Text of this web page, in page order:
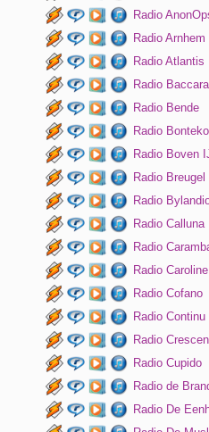
Radio
Radio Arnhem
Radio Atlantis
Radio
Radio Bende
Radio
Radio Boven
Radio
Radio
Radio Calluna
Radio
Radio
Radio Cofano
Radio Continu
Radio
Radio Cupido
Radio de
Radio De